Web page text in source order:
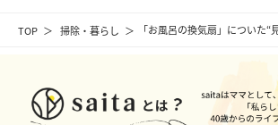
TOP 掃除・暮らし 「お風呂の換気扇」についた